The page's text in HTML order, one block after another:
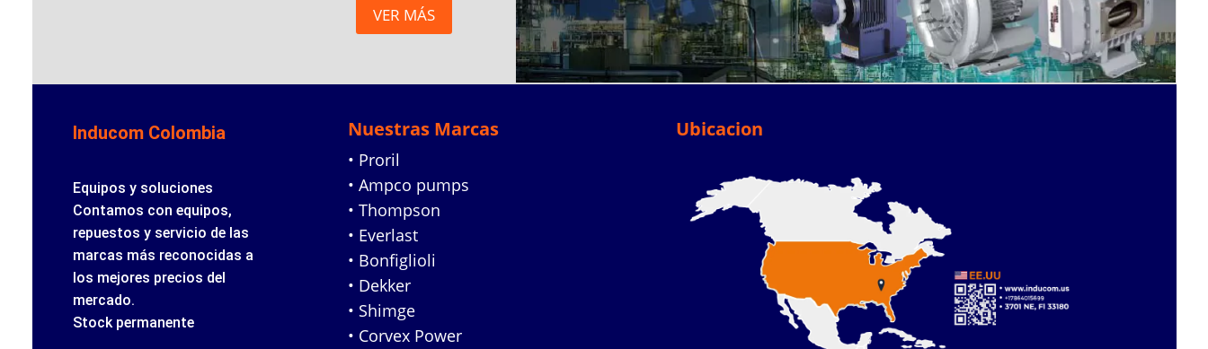
VER MÁS
Inducom Colombia
Equipos y soluciones
Contamos con equipos,
repuestos y servicio de las
marcas más reconocidas a
los mejores precios del
mercado.
Stock permanente
Nuestras Marcas
• Proril
• Ampco pumps
• Thompson
• Everlast
• Bonfiglioli
• Dekker
• Shimge
• Corvex Power
Ubicacion